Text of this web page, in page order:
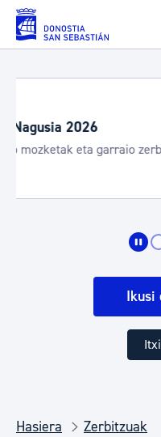
Eduki nagusira joan
zerbitzu
Ikusi
Hasiera
Zerbitzuak